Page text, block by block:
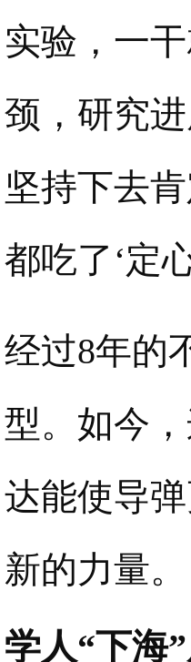
实验，一
颈，研究
坚持下去
都吃了‘定
经过8年的
型。如今
达能使导
新的力量。
学人“下海